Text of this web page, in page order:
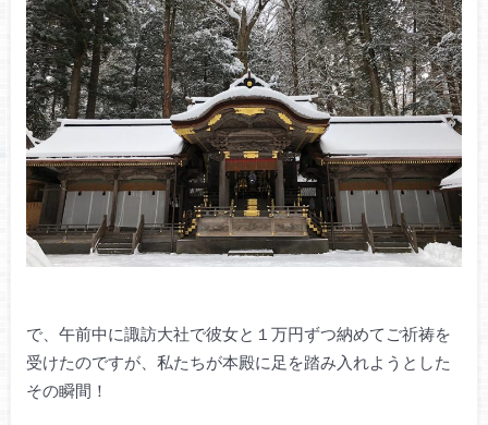
で、午前中に諏訪大社で彼女と１万円ずつ納めてご祈祷を
受けたのですが、私たちが本殿に足を踏み入れようとした
その瞬間！